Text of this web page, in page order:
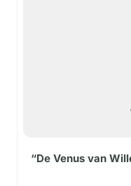
“De Venus van